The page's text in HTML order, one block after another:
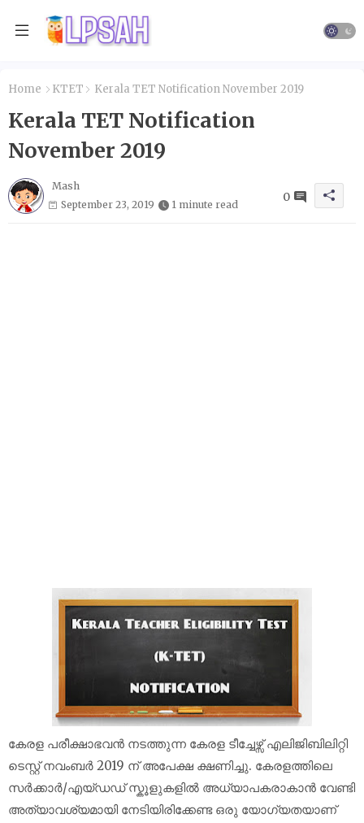
Home KTET Kerala TET Notification November 2019
Kerala TET Notification
November 2019
Mash
September 23, 2019
1 minute read
0
കേരള പരീക്ഷാഭവൻ നടത്തുന്ന കേരള ടീച്ചേഴ്സ് എലിജിബിലിറ്റി
ടെസ്റ്റ് നവംബർ 2019 ന് അപേക്ഷ ക്ഷണിച്ചു. കേരളത്തിലെ
സർക്കാർ/എയ്ഡഡ് സ്കൂളുകളിൽ അധ്യാപകരാകാൻ വേണ്ടി
അത്യാവശ്യമായി നേടിയിരിക്കേണ്ട ഒരു യോഗ്യതയാണ്